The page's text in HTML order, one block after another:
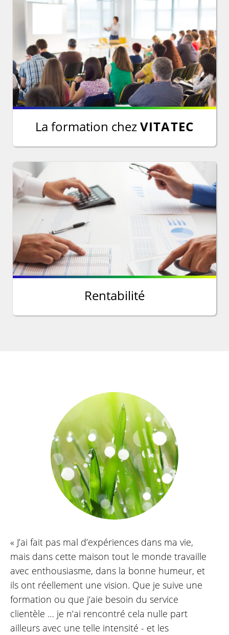
La formation chezVITATEC
Rentabilité
« J’ai fait pas mal d’expériences dans ma vie,
mais dans cette maison tout le monde travaille
avec enthousiasme, dans la bonne humeur, et
ils ont réellement une vision. Que je suive une
formation ou que j‘aie besoin du service
clientèle … je n‘ai rencontré cela nulle part
ailleurs avec une telle intensité - et les